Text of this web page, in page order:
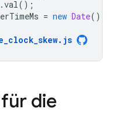
.val();
= new Date().
. js
die